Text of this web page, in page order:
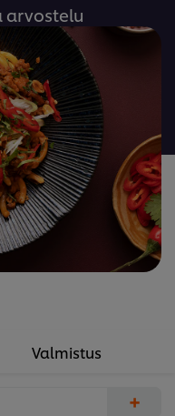
arvostelu
Valmistus
+